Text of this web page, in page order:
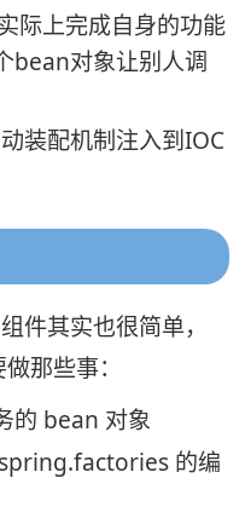
际上完成自身的功能
bean对象让别人调
装配机制注入到IOC
件其实也很简单，
那些事：
的 bean 对象
的编